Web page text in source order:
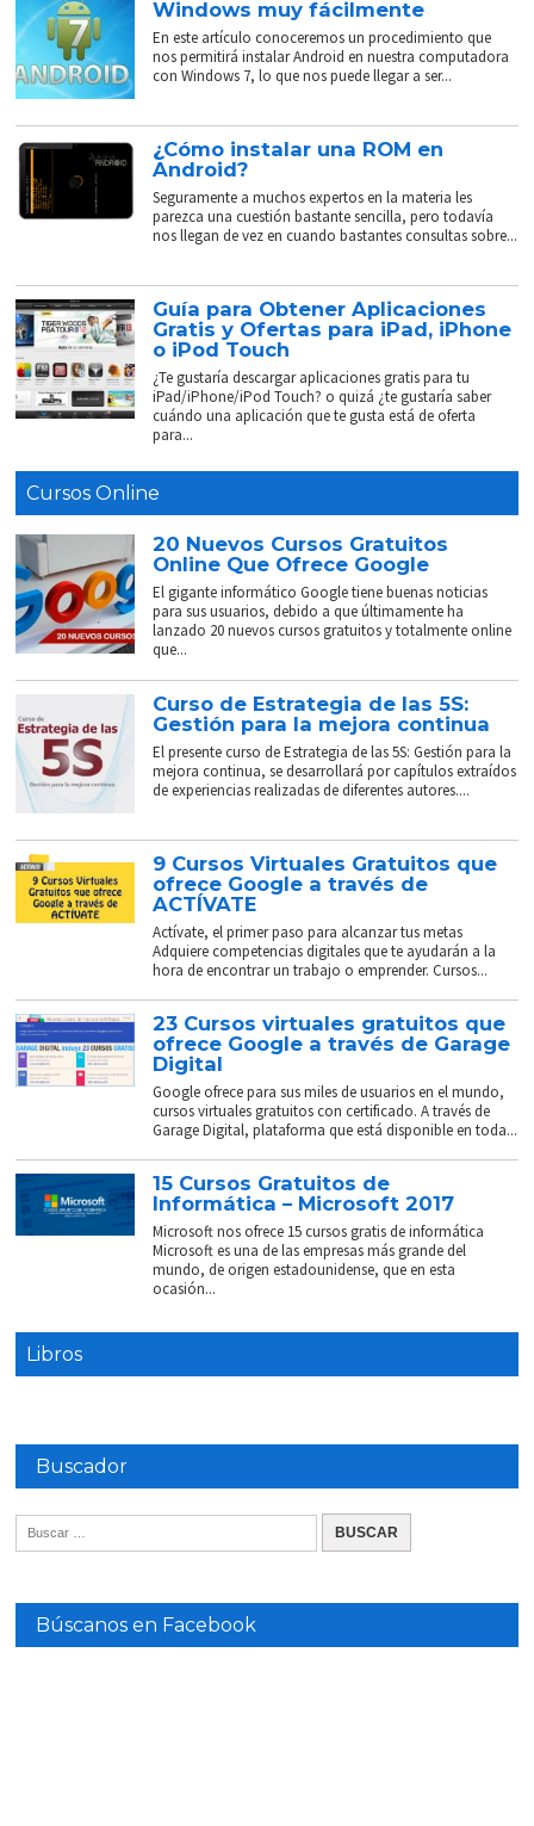
Windows muy fácilmente
En este artículo conoceremos un procedimiento que
nos permitirá instalar Android en nuestra computadora
con Windows 7, lo que nos puede llegar a ser...
¿Cómo instalar una ROM en
Android?
Seguramente a muchos expertos en la materia les
parezca una cuestión bastante sencilla, pero todavía
nos llegan de vez en cuando bastantes consultas sobre...
Guía para Obtener Aplicaciones
Gratis y Ofertas para iPad, iPhone
o iPod Touch
¿Te gustaría descargar aplicaciones gratis para tu
iPad/iPhone/iPod Touch? o quizá ¿te gustaría saber
cuándo una aplicación que te gusta está de oferta
para...
Cursos Online
20 Nuevos Cursos Gratuitos
Online Que Ofrece Google
El gigante informático Google tiene buenas noticias
para sus usuarios, debido a que últimamente ha
lanzado 20 nuevos cursos gratuitos y totalmente online
que...
Curso de Estrategia de las 5S:
Gestión para la mejora continua
El presente curso de Estrategia de las 5S: Gestión para la
mejora continua, se desarrollará por capítulos extraídos
de experiencias realizadas de diferentes autores....
9 Cursos Virtuales Gratuitos que
ofrece Google a través de
ACTÍVATE
Actívate, el primer paso para alcanzar tus metas
Adquiere competencias digitales que te ayudarán a la
hora de encontrar un trabajo o emprender. Cursos...
23 Cursos virtuales gratuitos que
ofrece Google a través de Garage
Digital
Google ofrece para sus miles de usuarios en el mundo,
cursos virtuales gratuitos con certificado. A través de
Garage Digital, plataforma que está disponible en toda...
15 Cursos Gratuitos de
Informática – Microsoft 2017
Microsoft nos ofrece 15 cursos gratis de informática
Microsoft es una de las empresas más grande del
mundo, de origen estadounidense, que en esta
ocasión...
Libros
Buscador
Búscanos en Facebook